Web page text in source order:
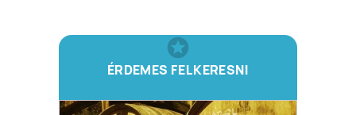
ÉRDEMES FELKERESNI